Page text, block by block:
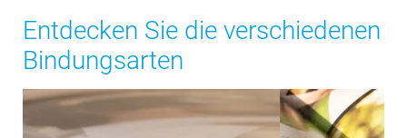
Entdecken Sie die verschiedenen
Bindungsarten